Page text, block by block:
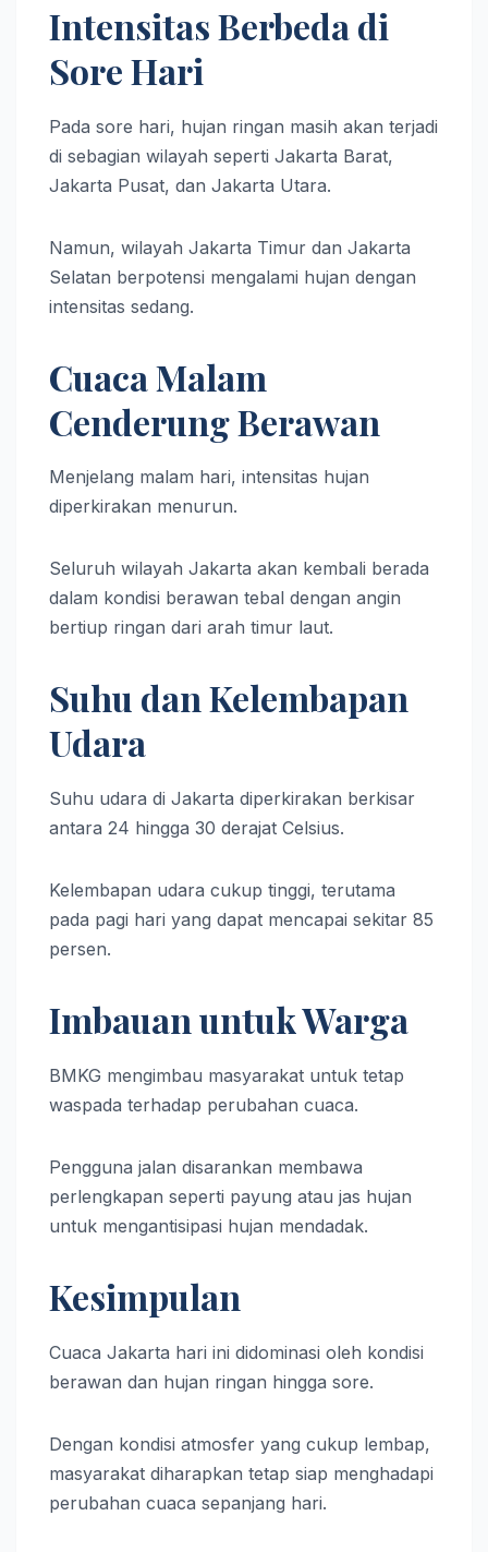
Intensitas Berbeda di
Sore Hari
Pada sore hari, hujan ringan masih akan terjadi
di sebagian wilayah seperti Jakarta Barat,
Jakarta Pusat, dan Jakarta Utara.
Namun, wilayah Jakarta Timur dan Jakarta
Selatan berpotensi mengalami hujan dengan
intensitas sedang.
Cuaca Malam
Cenderung Berawan
Menjelang malam hari, intensitas hujan
diperkirakan menurun.
Seluruh wilayah Jakarta akan kembali berada
dalam kondisi berawan tebal dengan angin
bertiup ringan dari arah timur laut.
Suhu dan Kelembapan
Udara
Suhu udara di Jakarta diperkirakan berkisar
antara 24 hingga 30 derajat Celsius.
Kelembapan udara cukup tinggi, terutama
pada pagi hari yang dapat mencapai sekitar 85
persen.
Imbauan untuk Warga
BMKG mengimbau masyarakat untuk tetap
waspada terhadap perubahan cuaca.
Pengguna jalan disarankan membawa
perlengkapan seperti payung atau jas hujan
untuk mengantisipasi hujan mendadak.
Kesimpulan
Cuaca Jakarta hari ini didominasi oleh kondisi
berawan dan hujan ringan hingga sore.
Dengan kondisi atmosfer yang cukup lembap,
masyarakat diharapkan tetap siap menghadapi
perubahan cuaca sepanjang hari.